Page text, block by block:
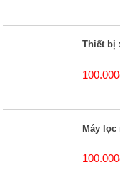
Thiết bị
Máy